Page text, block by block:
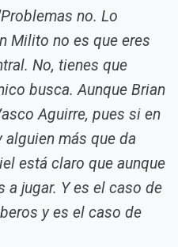
no. Lo
Milito no es que eres
No, tienes que
busca. Aunque Brian
Aguirre, pues si en
más que da
está claro que aunque
a jugar. Y es el caso de
y es el caso de